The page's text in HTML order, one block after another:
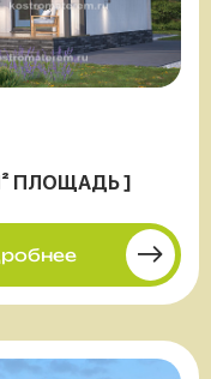
ПЛОЩАДЬ ]